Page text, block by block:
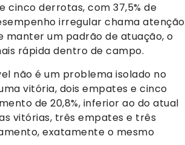
cinco derrotas, com 37,5% de
irregular chama atenção
manter um padrão de atuação, o
rápida dentro de campo.
não é um problema isolado no
vitória, dois empates e cinco
de 20,8%, inferior ao do atual
vitórias, três empates e três
exatamente o mesmo